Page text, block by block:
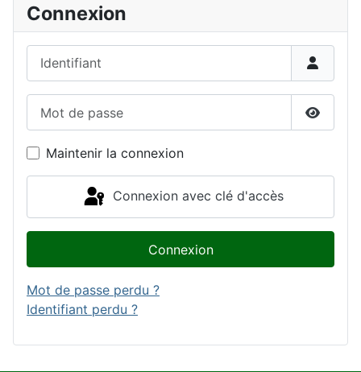
Connexion
Maintenir la connexion
Connexion avec clé d'accès
Connexion
Mot de passe perdu ?
Identifiant perdu ?